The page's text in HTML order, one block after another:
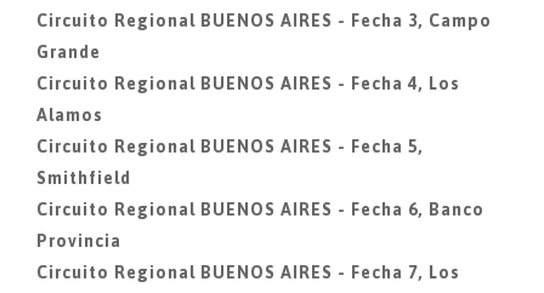
Circuito Regional BUENOS AIRES - Fecha 3, Campo
Grande
Circuito Regional BUENOS AIRES - Fecha 4, Los
Alamos
Circuito Regional BUENOS AIRES - Fecha 5,
Smithfield
Circuito Regional BUENOS AIRES - Fecha 6, Banco
Provincia
Circuito Regional BUENOS AIRES - Fecha 7, Los